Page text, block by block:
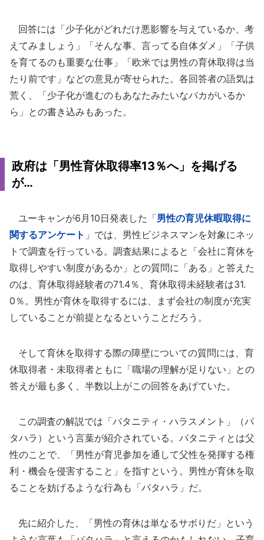
回答には「少子化がどれだけ悪影響を与えているか、考
えてみましょう」「そんな事、言ってる自体ダメ」「子供
を育てるのも重要な仕事」「欧米では男性の育休取得は当
たり前です」などの意見が寄せられた。各回答者の語気は
荒く、「少子化が進むのもあなたみたいなバカがいるか
ら」との書き込みもあった。
政府は「男性育休取得率13％へ」を掲げる
が…
ユーキャンが6月10日発表した「男性の育児休暇取得に
関するアンケート 」では、男性ビジネスマンを対象にネッ
トで調査を行っている。調査結果によると「会社に育休を
取得しやすい制度があるか」との質問に「ある」と答えた
のは、育休取得経験者の71.4％、育休取得未経験者は31.
0％。男性が育休を取得するには、まず会社の制度が充実
していることが前提となるということだろう。
そして育休を取得する際の障壁についての質問には、育
休取得者・未取得者ともに「職場の理解が足りない」との
答えが最も多く、半数以上がこの回答をあげていた。
この調査の解説では「パタニティ・ハラスメント」（パ
タハラ）という言葉が紹介されている。パタニティとは父
性のことで、「男性が育児参加を通して父性を発揮する権
利・機会を侵害すること」を指すという。男性が育休を取
ることを妨げるような行為も「パタハラ」だ。
先に紹介した、「男性の育休は単なるサボりだ」という